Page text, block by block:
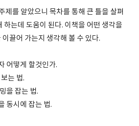
제를 알았으니 목차를 통해 큰 틀을 살펴
하는데 도움이 된다. 이책을 어떤 생각을
끌어 가는지 생각해 볼 수 있다.
어떻게 할것인가.
는 법.
을 잡는 법.
동시에 잡는 법.